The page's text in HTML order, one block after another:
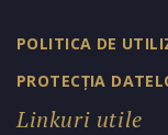
POLITICA DE
PROTECȚIA
Linkuri utile